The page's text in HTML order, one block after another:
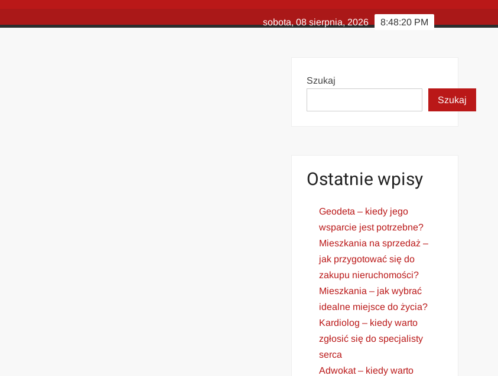
8:48:21 PM
sobota, 08 sierpnia, 2026
Szukaj
Szukaj
Ostatnie wpisy
Geodeta – kiedy jego
wsparcie jest potrzebne?
Mieszkania na sprzedaż –
jak przygotować się do
zakupu nieruchomości?
Mieszkania – jak wybrać
idealne miejsce do życia?
Kardiolog – kiedy warto
zgłosić się do specjalisty
serca
Adwokat – kiedy warto